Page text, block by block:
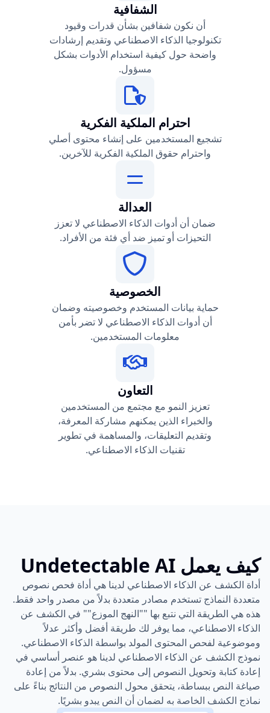
الشفافية
أن نكون شفافين بشأن قدرات وقيود
تكنولوجيا الذكاء الاصطناعي وتقديم إرشادات
واضحة حول كيفية استخدام الأدوات بشكل
مسؤول.
احترام الملكية الفكرية
تشجيع المستخدمين على إنشاء محتوى أصلي
واحترام حقوق الملكية الفكرية للآخرين.
العدالة
ضمان أن أدوات الذكاء الاصطناعي لا تعزز
التحيزات أو تميز ضد أي فئة من الأفراد.
الخصوصية
حماية بيانات المستخدم وخصوصيته وضمان
أن أدوات الذكاء الاصطناعي لا تضر بأمن
معلومات المستخدمين.
التعاون
تعزيز النمو مع مجتمع من المستخدمين
والخبراء الذين يمكنهم مشاركة المعرفة،
وتقديم التعليقات، والمساهمة في تطوير
تقنيات الذكاء الاصطناعي.
كيف يعمل Undetectable AI
أداة الكشف عن الذكاء الاصطناعي لدينا هي أداة فحص نصوص
متعددة النماذج تستخدم مصادر متعددة بدلاً من مصدر واحد فقط.
هذه هي الطريقة التي نتبع بها ""النهج الموزع"" في الكشف عن
الذكاء الاصطناعي، مما يوفر لك طريقة أفضل وأكثر عدلاً
وموضوعية لفحص المحتوى المولد بواسطة الذكاء الاصطناعي.
نموذج الكشف عن الذكاء الاصطناعي لدينا هو عنصر أساسي في
إعادة كتابة وتحويل النصوص إلى محتوى بشري. بدلاً من إعادة
صياغة النص ببساطة، يتحقق محول النصوص من النتائج بناءً على
نماذج الكشف الخاصة به لضمان أن النص يبدو بشريًا.